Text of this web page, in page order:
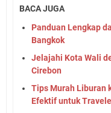
BACA JUGA
Panduan Lengkap
Bangkok
Jelajahi Kota Wali
Cirebon
Tips Murah Liburan
Efektif untuk